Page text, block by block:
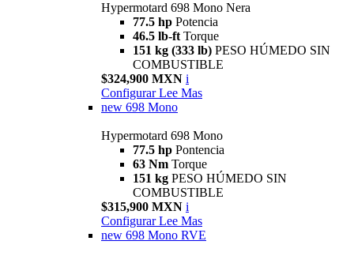
Hypermotard 698 Mono Nera
77.5 hp Potencia
46.5 lb-ft Torque
151 kg (333 lb) PESO HÚMEDO SIN
COMBUSTIBLE
$324,900 MXN i
Configurar Lee Mas
new 698 Mono
Hypermotard 698 Mono
77.5 hp Pontencia
63 Nm Torque
151 kg PESO HÚMEDO SIN
COMBUSTIBLE
$315,900 MXN i
Configurar Lee Mas
new 698 Mono RVE